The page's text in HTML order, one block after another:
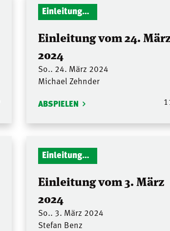
Einleitungen Gottesdienst
Einleitung vom 24.
2024
So.. 24. März 2024
Michael Zehnder
ABSPIELEN
Einleitungen Gottesdienst
Einleitung vom 3. März
2024
So.. 3. März 2024
Stefan Benz